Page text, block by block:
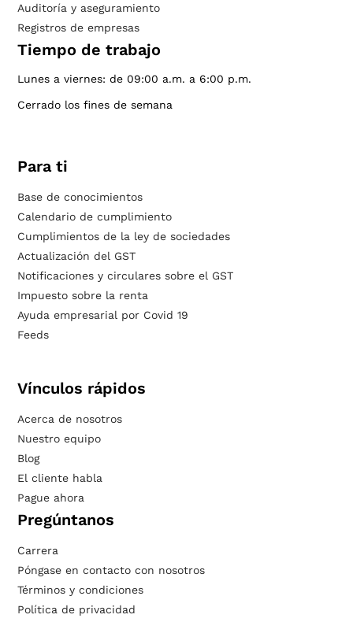
Auditoría y aseguramiento
Registros de empresas
Tiempo de trabajo
Lunes a viernes: de 09:00 a.m. a 6:00 p.m.
Cerrado los fines de semana
Para ti
Base de conocimientos
Calendario de cumplimiento
Cumplimientos de la ley de sociedades
Actualización del GST
Notificaciones y circulares sobre el GST
Impuesto sobre la renta
Ayuda empresarial por Covid 19
Feeds
Vínculos rápidos
Acerca de nosotros
Nuestro equipo
Blog
El cliente habla
Pague ahora
Pregúntanos
Carrera
Póngase en contacto con nosotros
Términos y condiciones
Política de privacidad